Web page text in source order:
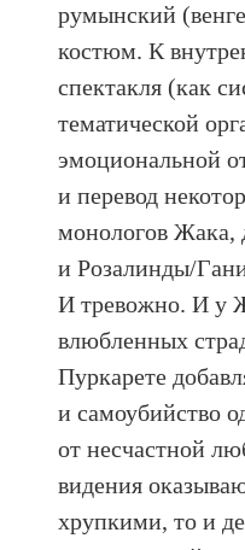
румынский
костюм. К
спектакля (как
тематической
эмоциональной
и перевод
монологов Жака,
и Розалинды/
И тревожно. И у
влюбленных
Пуркарете
и самоубийство
от несчастной
видения
хрупкими, то и